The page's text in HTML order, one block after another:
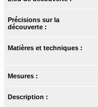
Précisions sur la
découverte :
Matières et techniques :
Mesures :
Description :